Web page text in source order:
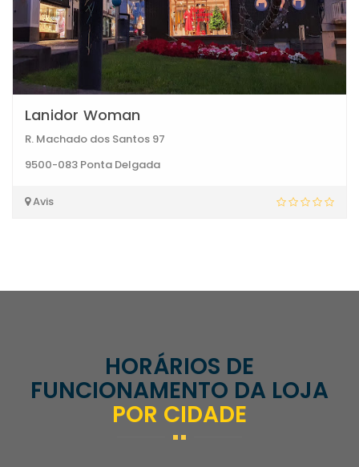
Lanidor Woman
R. Machado dos Santos 97
9500-083 Ponta Delgada
Avis
HORÁRIOS DE
FUNCIONAMENTO DA LOJA
POR CIDADE